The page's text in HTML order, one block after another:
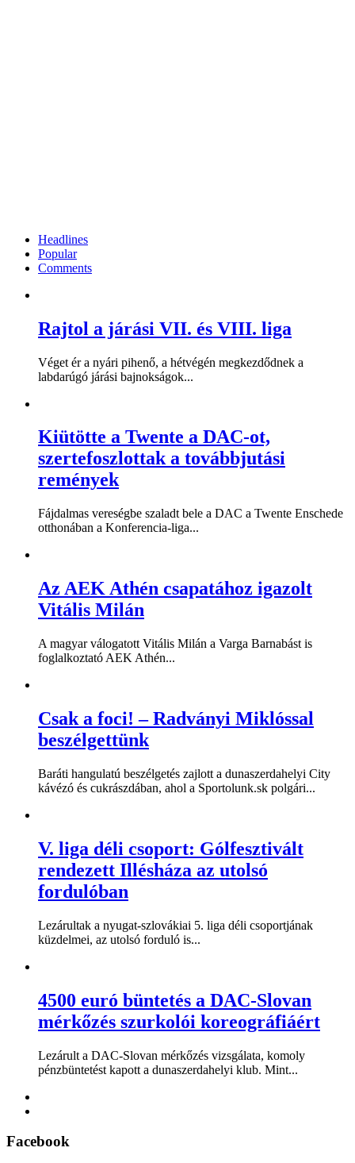
Headlines
Popular
Comments
Rajtol a járási VII. és VIII. liga
Véget ér a nyári pihenő, a hétvégén megkezdődnek a
labdarúgó járási bajnokságok...
Kiütötte a Twente a DAC-ot,
szertefoszlottak a továbbjutási
remények
Fájdalmas vereségbe szaladt bele a DAC a Twente Enschede
otthonában a Konferencia-liga...
Az AEK Athén csapatához igazolt
Vitális Milán
A magyar válogatott Vitális Milán a Varga Barnabást is
foglalkoztató AEK Athén...
Csak a foci! – Radványi Miklóssal
beszélgettünk
Baráti hangulatú beszélgetés zajlott a dunaszerdahelyi City
kávézó és cukrászdában, ahol a Sportolunk.sk polgári...
V. liga déli csoport: Gólfesztivált
rendezett Illésháza az utolsó
fordulóban
Lezárultak a nyugat-szlovákiai 5. liga déli csoportjának
küzdelmei, az utolsó forduló is...
4500 euró büntetés a DAC-Slovan
mérkőzés szurkolói koreográfiáért
Lezárult a DAC-Slovan mérkőzés vizsgálata, komoly
pénzbüntetést kapott a dunaszerdahelyi klub. Mint...
Facebook